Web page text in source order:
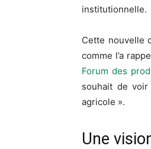
institutionnelle.
Cette nouvelle
comme l’a
Forum des
souhait de
agricole ».
Une